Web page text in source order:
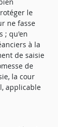
le
ne fasse
; qu'en
à la
de saisie
de
la cour
applicable